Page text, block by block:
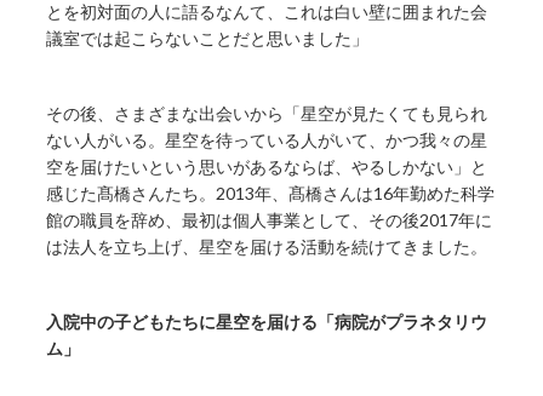
とを初対面の人に語るなんて、これは白い壁に囲まれた会
議室では起こらないことだと思いました」
その後、さまざまな出会いから「星空が見たくても見られ
ない人がいる。星空を待っている人がいて、かつ我々の星
空を届けたいという思いがあるならば、やるしかない」と
感じた髙橋さんたち。2013年、髙橋さんは16年勤めた科学
館の職員を辞め、最初は個人事業として、その後2017年に
は法人を立ち上げ、星空を届ける活動を続けてきました。
入院中の子どもたちに星空を届ける「病院がプラネタリウ
ム」